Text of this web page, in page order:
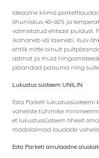
Ideaalne kliima
õhuniiskus 40–60% ja
valmistatud ehtsast puidust.
(kahaneb või laieneb). Kuiv
ohtlik mitte ainult
astmat ja muid
põrandad paisuma ning
Lukustus süsteem UNILIN
Esta Parketi
vaheliste tühimike
et lukustussüsteem tihkelt
madalaimad laudade
Esta Parketi ainulaadne